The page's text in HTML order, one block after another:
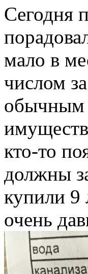
Сегодня
мало в
числом
обычным
кто-то
должны
купили 9
очень